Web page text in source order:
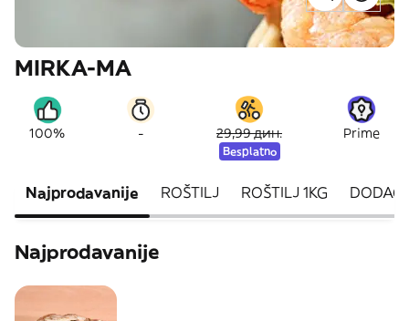
MIRKA-MA
100% - 29,99 дин.
Besplatno
Prime
Najprodavanije ROŠTILJ ROŠTILJ 1KG DODACI
Najprodavanije